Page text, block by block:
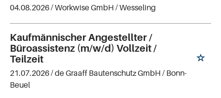
04.08.2026 /Workwise GmbH / Wesseling
Kaufmännischer Angestellter /
Büroassistenz (m/w/d) Vollzeit /
Teilzeit
21.07.2026 /de Graaff Bautenschutz GmbH / Bonn-
Beuel